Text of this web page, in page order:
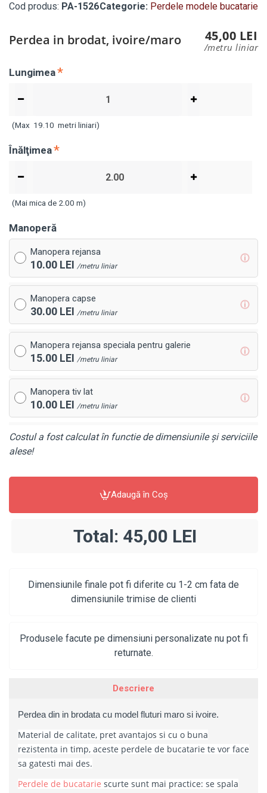
Cod produs: PA-1526Categorie: Perdele modele bucatarie
Perdea in brodat, ivoire/maro 45,00 LEI
/metru liniar
Lungimea
(Max 19.10 metri liniari)
Înălţimea
(Mai mica de 2.00 m)
Manoperă
Manopera rejansa
10.00 LEI /metru liniar
ⓘ
Manopera capse
30.00 LEI /metru liniar
ⓘ
Manopera rejansa speciala pentru galerie
15.00 LEI /metru liniar
ⓘ
Manopera tiv lat
10.00 LEI /metru liniar
ⓘ
Costul a fost calculat în functie de dimensiunile și serviciile
alese!
Adaugă în Coş
Total: 45,00 LEI
Dimensiunile finale pot fi diferite cu 1-2 cm fata de
dimensiunile trimise de clienti
Produsele facute pe dimensiuni personalizate nu pot fi
returnate.
Descriere
Perdea din in brodata cu model fluturi maro si ivoire.
Material de calitate, pret avantajos si cu o buna
rezistenta in timp, aceste perdele de bucatarie te vor face
sa gatesti mai des.
Perdele de bucatarie scurte sunt mai practice: se spala